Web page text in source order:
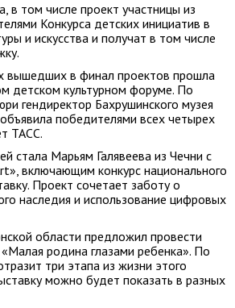
в том числе проект участницы из
Конкурса детских инициатив в
и искусства и получат в том числе
вышедших в финал проектов прошла
детском культурном форуме. По
гендиректор Бахрушинского музея
победителями всех четырех
ТАСС.
стала Марьям Галявеева из Чечни с
включающим конкурс национального
Проект сочетает заботу о
наследия и использование цифровых
области предложил провести
родина глазами ребенка». По
три этапа из жизни этого
можно будет показать в разных